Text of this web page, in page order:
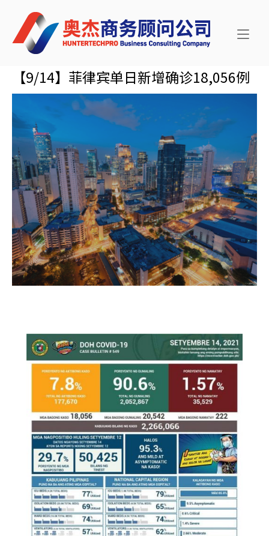
content
Home
【9/14】菲律宾单日新增确诊18,056例